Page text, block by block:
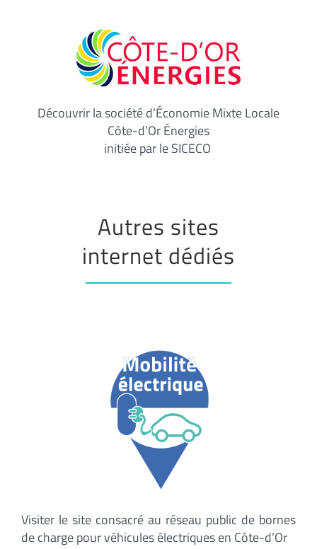
Découvrir la société d’Économie Mixte Locale
Côte-d’Or Énergies
initiée par le SICECO
Autres sites
internet dédiés
Visiter le site consacré au réseau public de bornes
de charge pour véhicules électriques en Côte-d’Or